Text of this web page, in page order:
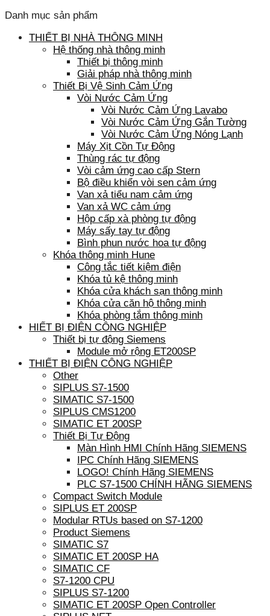
Danh mục sản phẩm
THIẾT BỊ NHÀ THÔNG MINH
Hệ thống nhà thông minh
Thiết bị thông minh
Giải pháp nhà thông minh
Thiết Bị Vệ Sinh Cảm Ứng
Vòi Nước Cảm Ứng
Vòi Nước Cảm Ứng Lavabo
Vòi Nước Cảm Ứng Gắn Tường
Vòi Nước Cảm Ứng Nóng Lạnh
Máy Xịt Cồn Tự Động
Thùng rác tự động
Vòi cảm ứng cao cấp Stern
Bộ điều khiển vòi sen cảm ứng
Van xả tiểu nam cảm ứng
Van xả WC cảm ứng
Hộp cấp xà phòng tự động
Máy sấy tay tự động
Bình phun nước hoa tự động
Khóa thông minh Hune
Công tắc tiết kiệm điện
Khóa tủ kệ thông minh
Khóa cửa khách sạn thông minh
Khóa cửa căn hộ thông minh
Khóa phòng tắm thông minh
HIẾT BỊ ĐIỆN CÔNG NGHIỆP
Thiết bị tự động Siemens
Module mở rộng ET200SP
THIẾT BỊ ĐIỆN CÔNG NGHIỆP
Other
SIPLUS S7-1500
SIMATIC S7-1500
SIPLUS CMS1200
SIMATIC ET 200SP
Thiết Bị Tự Động
Màn Hình HMI Chính Hãng SIEMENS
IPC Chính Hãng SIEMENS
LOGO! Chính Hãng SIEMENS
PLC S7-1500 CHÍNH HÃNG SIEMENS
Compact Switch Module
SIPLUS ET 200SP
Modular RTUs based on S7-1200
Product Siemens
SIMATIC S7
SIMATIC ET 200SP HA
SIMATIC CF
S7-1200 CPU
SIPLUS S7-1200
SIMATIC ET 200SP Open Controller